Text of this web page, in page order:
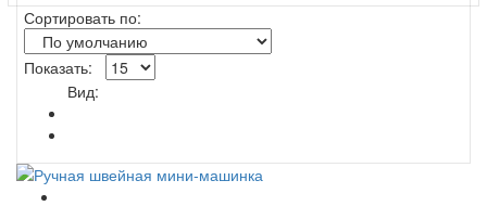
Сортировать по:
Показать:
Вид: